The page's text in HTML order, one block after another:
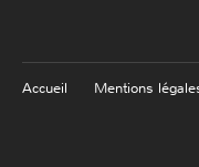
Accueil Mentions